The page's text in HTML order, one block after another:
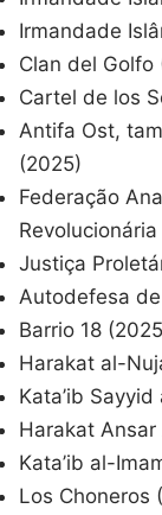
Irmandade
Clan del Golfo
Cartel de los
Antifa Ost,
(2025)
Federação
Justiça
Autodefesa
Barrio 18
Harakat al-
Kata’ib
Harakat
Kata’ib al-
Los Choneros